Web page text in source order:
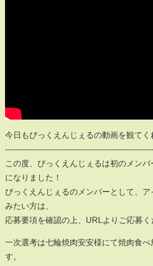
今日もびっくえんじぇるの動画を観て
この度、びっくえんじぇるは初のメンバ
になりました！
びっくえんじぇるのメンバーとして、ア
みたい方は、
応募要項を確認の上、URLよりご応募
一次選考は七輪焼肉安安様にて焼肉食べ
す。